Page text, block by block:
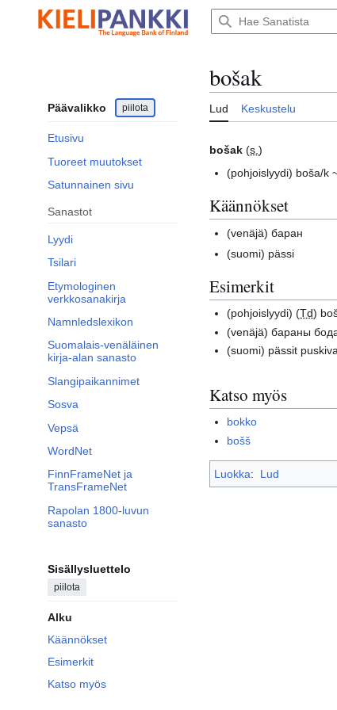
sisältöön
Päävalikko piilota
Etusivu
Tuoreet muutokset
Satunnainen sivu
Sanastot
Lyydi
Tsilari
Etymologinen
verkkosanakirja
Namnledslexikon
Suomalais-venäläinen
kirja-alan sanasto
Slangipaikannimet
Sosva
Vepsä
WordNet
FinnFrameNet ja
TransFrameNet
Rapolan 1800-luvun
sanasto
Sisällysluettelo
piilota
Alku
Käännökset
Esimerkit
Katso myös
bošak
Lud Keskustelu
bošak (s. )
(pohjoislyydi) boša/k
Käännökset
(venäjä)баран
(suomi) pässi
Esimerkit
(pohjoislyydi)(Td)
(venäjä)бараны
(suomi) pässit
Katso myös
bokko
bošš
Luokka: Lud